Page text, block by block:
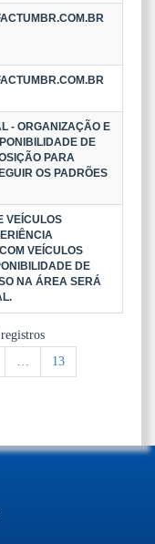
- ORGANIZAÇÃO E
DE
PARA
OS PADRÕES
VEÍCULOS
VEÍCULOS
DE
NA ÁREA SERÁ
… 13